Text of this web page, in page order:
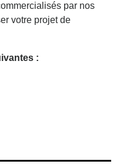
par nos
votre projet de
: